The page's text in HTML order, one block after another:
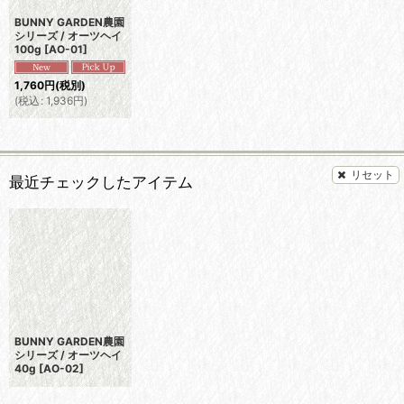
BUNNY GARDEN農園
シリーズ / オーツヘイ
100g [AO-01]
1,760円(税別)
(税込 : 1,936円)
最近チェックしたアイテム リセット
BUNNY GARDEN農園
シリーズ / オーツヘイ
40g [AO-02]